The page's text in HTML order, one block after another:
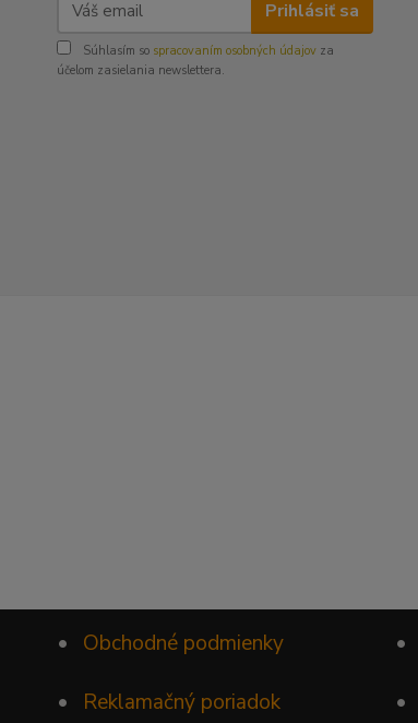
Prihlásiť sa
Súhlasím so spracovaním osobných údajov za
účelom zasielania newslettera.
• Obchodné podmienky
• Reklamačný poriadok
•
•